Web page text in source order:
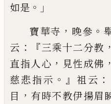
如是 。」
寶華寺 ， 晚參 。
云 ：『三乘十二分教 ，
直指人心 ， 見性成佛 ，
慈悲指示 。』 祖云
目 ， 有時不教伊揚眉